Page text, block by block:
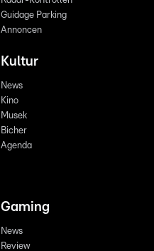
Guidage Parking
Annoncen
Kultur
News
Kino
Musek
Bicher
Agenda
Gaming
News
Review